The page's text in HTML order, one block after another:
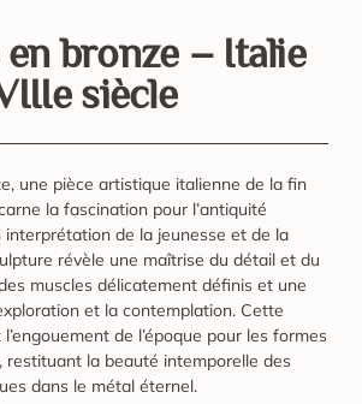
bronze – Italie
siècle
une pièce artistique italienne de la fin
la fascination pour l’antiquité
interprétation de la jeunesse et de la
révèle une maîtrise du détail et du
muscles délicatement définis et une
et la contemplation. Cette
de l’époque pour les formes
restituant la beauté intemporelle des
dans le métal éternel.